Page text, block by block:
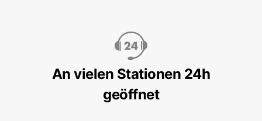
An vielen Stationen 24h
geöffnet